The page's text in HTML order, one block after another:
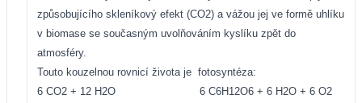
způsobujícího skleníkový efekt (CO2) a vážou jej ve formě uhlíku
v biomase se současným uvolňováním kyslíku zpět do
atmosféry.
Touto kouzelnou rovnicí života je fotosyntéza:
6 CO2 + 12 H2O
6 C6H12O6 + 6 H2O + 6 O2